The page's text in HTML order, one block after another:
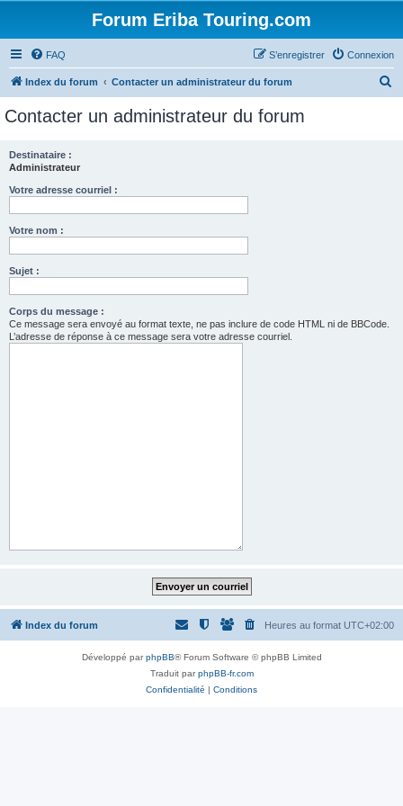
Forum Eriba Touring.com
FAQ Connexion
S’enregistrer
Index du forum Contacter un administrateur du forum
Contacter un administrateur du forum
Destinataire :
Administrateur
Votre adresse courriel :
Votre nom :
Sujet :
Corps du message :
Ce message sera envoyé au format texte, ne pas inclure de code HTML ni de BBCode.
L’adresse de réponse à ce message sera votre adresse courriel.
Index du forum Heures au format UTC+02:00
Développé parphpBB® Forum Software © phpBB Limited
Traduit parphpBB-fr.com
Confidentialité | Conditions